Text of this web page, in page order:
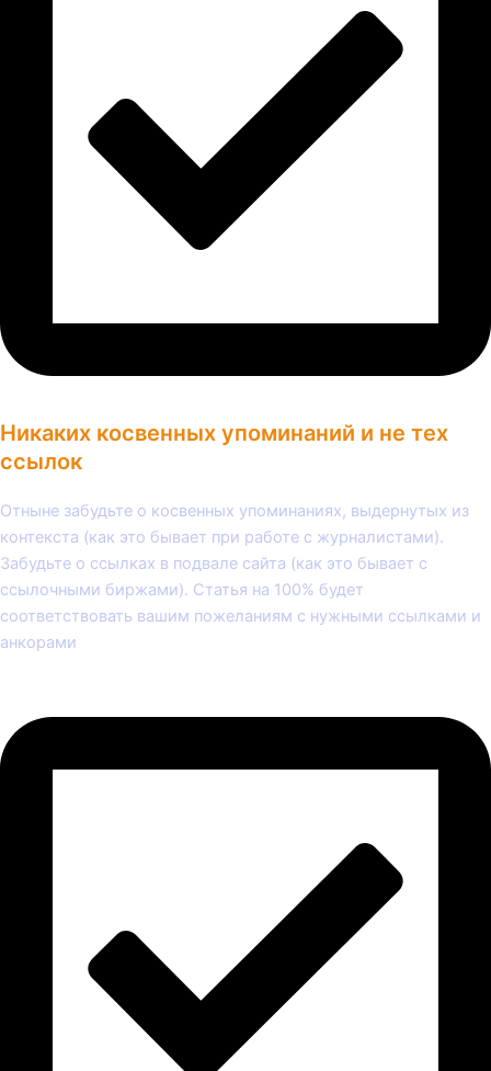
Никаких косвенных упоминаний и не тех
ссылок
Отныне забудьте о косвенных упоминаниях, выдернутых из
контекста (как это бывает при работе с журналистами).
Забудьте о ссылках в подвале сайта (как это бывает с
ссылочными биржами). Статья на 100% будет
соответствовать вашим пожеланиям с нужными ссылками и
анкорами